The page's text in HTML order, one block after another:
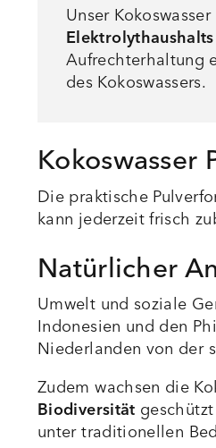
Unser
Elektrolythaushalts
Aufrechterhaltung
des Kokoswassers.
Die praktische
kann jederzeit frisch
Natürlicher
Umwelt und soziale
Indonesien und den
Niederlanden von der
Zudem wachsen die
Biodiversität
unter traditionellen